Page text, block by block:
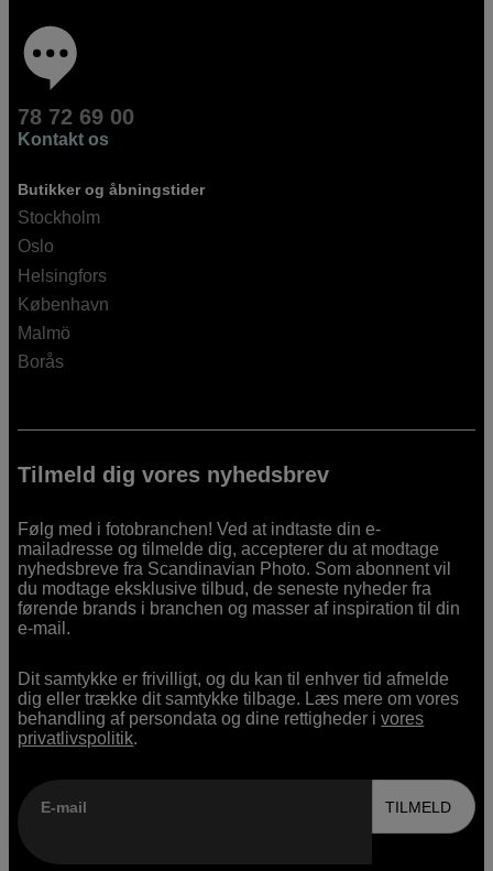
78 72 69 00
Kontakt os
Butikker og åbningstider
Stockholm
Oslo
Helsingfors
København
Malmö
Borås
Tilmeld dig vores nyhedsbrev
Følg med i fotobranchen! Ved at indtaste din e-
mailadresse og tilmelde dig, accepterer du at modtage
nyhedsbreve fra Scandinavian Photo. Som abonnent vil
du modtage eksklusive tilbud, de seneste nyheder fra
førende brands i branchen og masser af inspiration til din
e-mail.
Dit samtykke er frivilligt, og du kan til enhver tid afmelde
dig eller trække dit samtykke tilbage. Læs mere om vores
behandling af persondata og dine rettigheder ivores
privatlivspolitik.
E-mail TILMELD